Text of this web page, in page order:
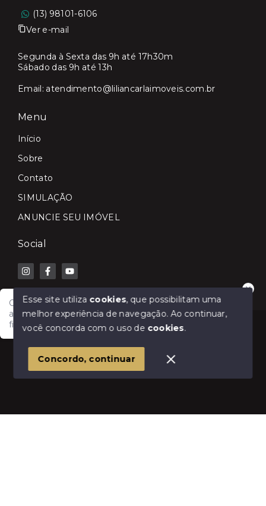
Olá! Fale com a Lilian Carla Imóveis e receba
atendimento rápido para comprar, vender, alugar ou
financiar seu imóvel.
(13) 98101-6106
Ver e-mail
Segunda à Sexta das 9h até 17h30m
Sábado das 9h até 13h
Email: atendimento@liliancarlaimoveis.com.br
Menu
Início
Sobre
Contato
SIMULAÇÃO
ANUNCIE SEU IMÓVEL
Social
© Copyright 2026 - Lilian Carla Imóveis - Todos os
SITE PARA IMOBILIARIA
Esse site utiliza cookies, que possibilitam uma
melhor experiência de navegação.Ao continuar,
você concorda com o uso de cookies.
Concordo, continuar